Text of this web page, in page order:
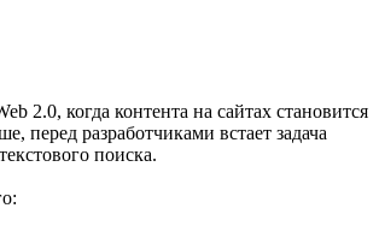
2.0, когда контента на сайтах становится
перед разработчиками встает задача
поиска.